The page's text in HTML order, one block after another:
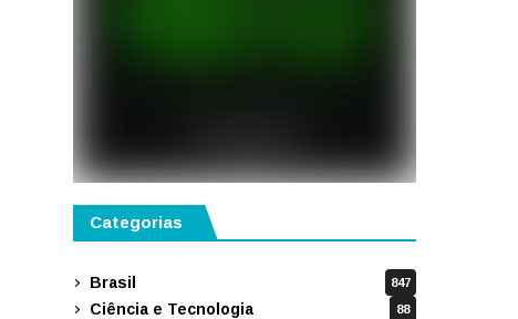
Categorias
Brasil 847
Ciência e Tecnologia 88